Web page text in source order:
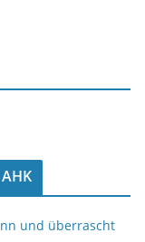
und überrascht